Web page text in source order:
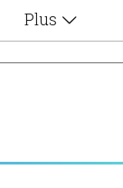
Plus